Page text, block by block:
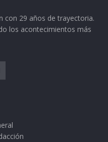
con 29 años de trayectoria.
los acontecimientos más